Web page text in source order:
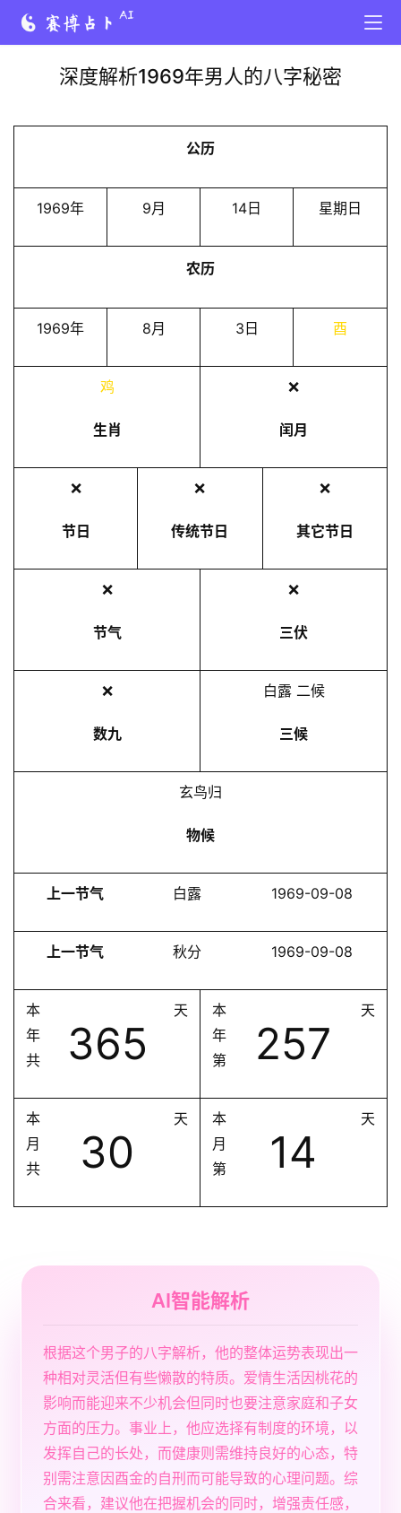
深度解析1969年男人的八字秘密
公历
1969年 9月 14日 星期日
农历
1969年 8月 3日 酉
鸡
生肖
❌
闰月
❌
节日
❌
传统节日
❌
其它节日
❌
节气
❌
三伏
❌
数九
白露 二候
三候
玄鸟归
物候
上一节气 白露 1969-09-08
上一节气 秋分 1969-09-08
本
年
共
365
天
本
年
第
257
天
本
月
共
30
天
本
月
第
14
天
AI智能解析
根据这个男子的八字解析，他的整体运势表现出一
种相对灵活但有些懒散的特质。爱情生活因桃花的
影响而能迎来不少机会但同时也要注意家庭和子女
方面的压力。事业上，他应选择有制度的环境，以
发挥自己的长处，而健康则需维持良好的心态，特
别需注意因酉金的自刑而可能导致的心理问题。综
合来看，建议他在把握机会的同时，增强责任感，